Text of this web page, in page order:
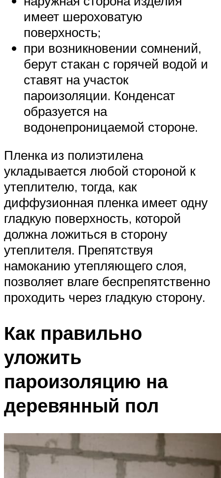
имеет шероховатую
поверхность;
при возникновении сомнений,
берут стакан с горячей водой и
ставят на участок
пароизоляции. Конденсат
образуется на
водонепроницаемой стороне.
Пленка из полиэтилена
укладывается любой стороной к
утеплителю, тогда, как
диффузионная пленка имеет одну
гладкую поверхность, которой
должна ложиться в сторону
утеплителя. Препятствуя
намоканию утепляющего слоя,
позволяет влаге беспрепятственно
проходить через гладкую сторону.
Как правильно
уложить
пароизоляцию на
деревянный пол